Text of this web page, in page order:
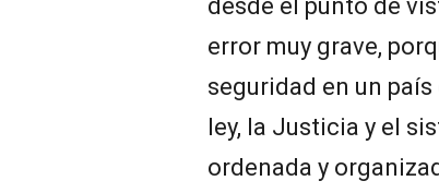
desde el punto de
error muy grave,
seguridad en un
ley, la Justicia y el
ordenada y